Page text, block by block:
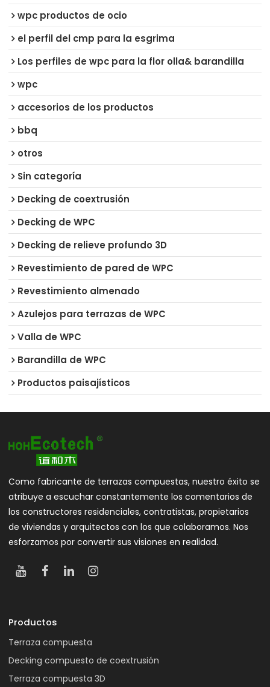
wpc productos de ocio
el perfil del cmp para la esgrima
Los perfiles de wpc para la flor olla& barandilla
wpc
accesorios de los productos
bbq
otros
Sin categoría
Decking de coextrusión
Decking de WPC
Decking de relieve profundo 3D
Revestimiento de pared de WPC
Revestimiento almenado
Azulejos para terrazas de WPC
Valla de WPC
Barandilla de WPC
Productos paisajísticos
Como fabricante de terrazas compuestas, nuestro éxito se
atribuye a escuchar constantemente los comentarios de
los constructores residenciales, contratistas, propietarios
de viviendas y arquitectos con los que colaboramos. Nos
esforzamos por convertir sus visiones en realidad.
Productos
Terraza compuesta
Decking compuesto de coextrusión
Terraza compuesta 3D